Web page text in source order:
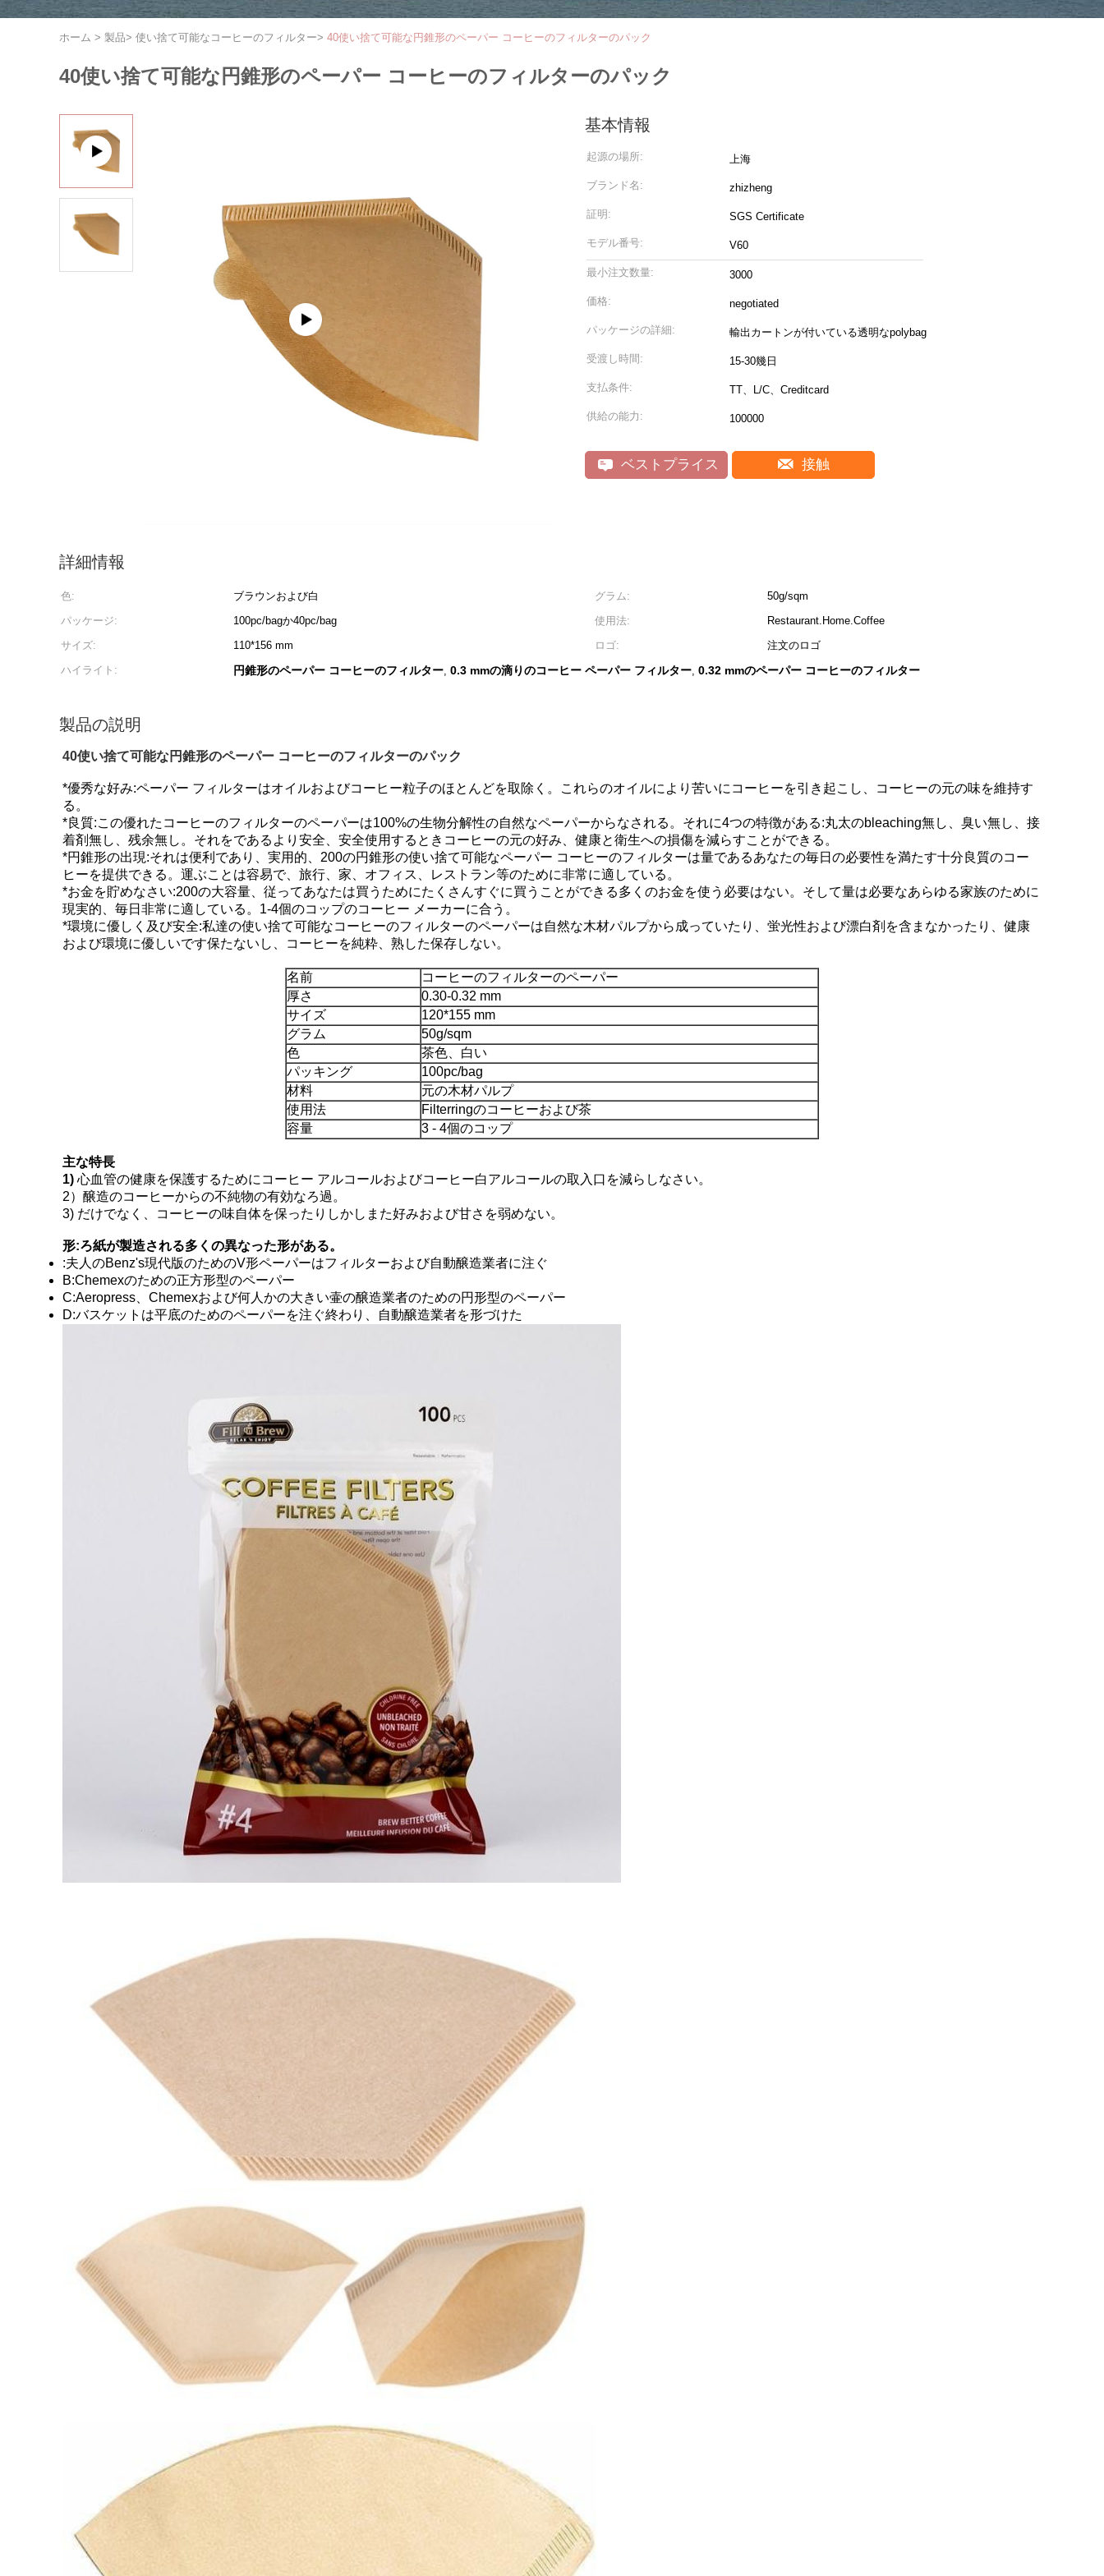
ホーム > 製品> 使い捨て可能なコーヒーのフィルター> 40使い捨て可能な円錐形のペーパー コーヒーのフィルターのパック
40使い捨て可能な円錐形のペーパー コーヒーのフィルターのパック
基本情報
起源の場所: 上海
ブランド名: zhizheng
証明: SGS Certificate
モデル番号: V60
最小注文数量: 3000
価格: negotiated
パッケージの詳細: 輸出カートンが付いている透明なpolybag
受渡し時間: 15-30幾日
支払条件: TT、L/C、Creditcard
供給の能力: 100000
ベストプライス 接触
詳細情報
色: ブラウンおよび白 グラム:
50g/sqm
パッケージ:
100pc/bagか40pc/bag 使用法:
Restaurant.Home.Coffee
サイズ:
110*156 mm ロゴ:
注文のロゴ
ハイライト:
円錐形のペーパー コーヒーのフィルター, 0.3 mmの滴りのコーヒー ペーパー フィルター, 0.32 mmのペーパー コーヒーのフィルター
製品の説明
40使い捨て可能な円錐形のペーパー コーヒーのフィルターのパック
*優秀な好み:ペーパー フィルターはオイルおよびコーヒー粒子のほとんどを取除く。これらのオイルにより苦いにコーヒーを引き起こし、コーヒーの元の味を維持す
る。
*良質:この優れたコーヒーのフィルターのペーパーは100%の生物分解性の自然なペーパーからなされる。それに4つの特徴がある:丸太のbleaching無し、臭い無し、接
着剤無し、残余無し。それをであるより安全、安全使用するときコーヒーの元の好み、健康と衛生への損傷を減らすことができる。
*円錐形の出現:それは便利であり、実用的、200の円錐形の使い捨て可能なペーパー コーヒーのフィルターは量であるあなたの毎日の必要性を満たす十分良質のコー
ヒーを提供できる。運ぶことは容易で、旅行、家、オフィス、レストラン等のために非常に適している。
*お金を貯めなさい:200の大容量、従ってあなたは買うためにたくさんすぐに買うことができる多くのお金を使う必要はない。そして量は必要なあらゆる家族のために
現実的、毎日非常に適している。1-4個のコップのコーヒー メーカーに合う。
*環境に優しく及び安全:私達の使い捨て可能なコーヒーのフィルターのペーパーは自然な木材パルプから成っていたり、蛍光性および漂白剤を含まなかったり、健康
および環境に優しいです保たないし、コーヒーを純粋、熟した保存しない。
名前
コーヒーのフィルターのペーパー
厚さ
0.30-0.32 mm
サイズ
120*155 mm
グラム
50g/sqm
色
茶色、白い
パッキング
100pc/bag
材料
元の木材パルプ
使用法
Filterringのコーヒーおよび茶
容量
3 - 4個のコップ
主な特長
1) 心血管の健康を保護するためにコーヒー アルコールおよびコーヒー白アルコールの取入口を減らしなさい。
2）醸造のコーヒーからの不純物の有効なろ過。
3) だけでなく、コーヒーの味自体を保ったりしかしまた好みおよび甘さを弱めない。
形:ろ紙が製造される多くの異なった形がある。
:夫人のBenz's現代版のためのV形ペーパーはフィルターおよび自動醸造業者に注ぐ
B:Chemexのための正方形型のペーパー
C:Aeropress、Chemexおよび何人かの大きい壷の醸造業者のための円形型のペーパー
D:バスケットは平底のためのペーパーを注ぐ終わり、自動醸造業者を形づけた